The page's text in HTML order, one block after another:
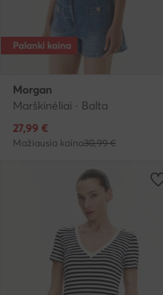
Palanki kaina
Morgan
Marškinėliai · Balta
Dabartinė kaina
27,99 €
Mažiausia kaina30,99 €